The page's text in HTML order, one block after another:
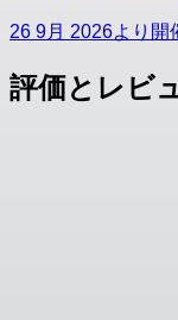
26 9月 2026より開
評価とレビ